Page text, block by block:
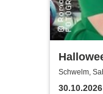
Show |
Tante
Schwelm,
30.10.2026